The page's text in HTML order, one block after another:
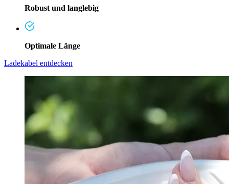
Robust und langlebig
Optimale Länge
Ladekabel entdecken